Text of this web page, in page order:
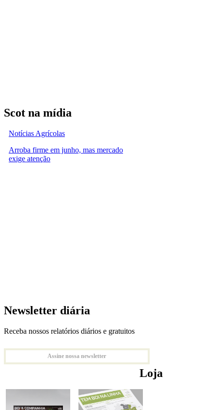
Scot na mídia
Notícias Agrícolas
Arroba firme em junho, mas mercado
exige atenção
Newsletter diária
Receba nossos relatórios diários e gratuitos
Assine nossa newsletter
Loja